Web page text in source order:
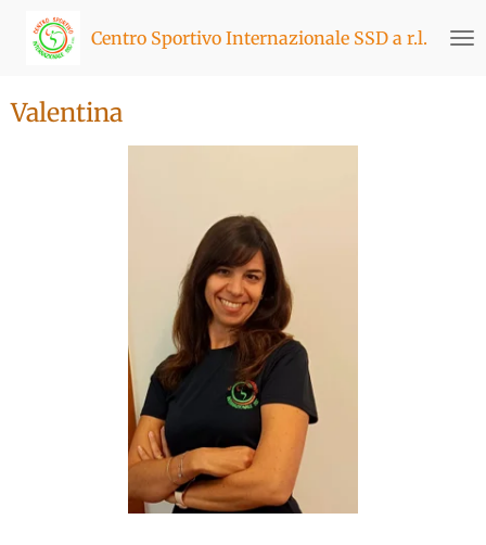
principale
Centro Sportivo Internazionale SSD a r.l.
Valentina